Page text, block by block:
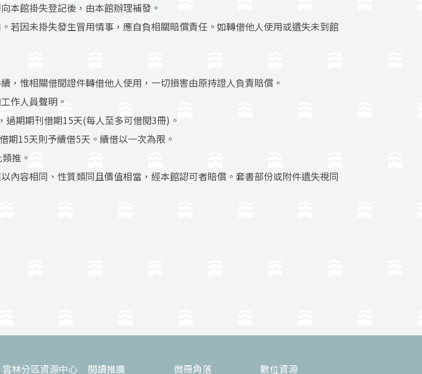
本館掛失登記後，由本館辦理補發。
若因未掛失發生冒用情事，應自負相關賠償責任。如轉借他人使用或遺失未到館
，惟相關借閱證件轉借他人使用，一切損害由原持證人負責賠償。
作人員聲明。
過期期刊借期15天(每人至多可借閱3冊)。
期15天則予續借5天。續借以一次為限。
推。
內容相同、性質類同且價值相當，經本館認可者賠償。套書部份或附件遺失視同
雲林分區資源中心 閱讀推廣 微冊角落 數位資源